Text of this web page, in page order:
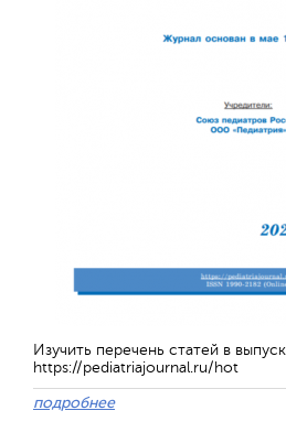
Изучить перечень статей в
https://pediatriajournal.ru/hot
подробнее